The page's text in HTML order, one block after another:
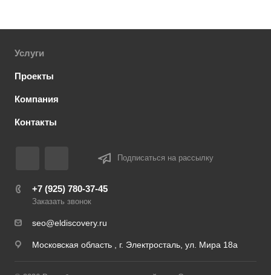
Услуги
Проекты
Компания
Контакты
Подписаться на рассылку
+7 (925) 780-37-45
Заказать звонок
seo@eldiscovery.ru
Московская область , г. Электросталь, ул. Мира 18а